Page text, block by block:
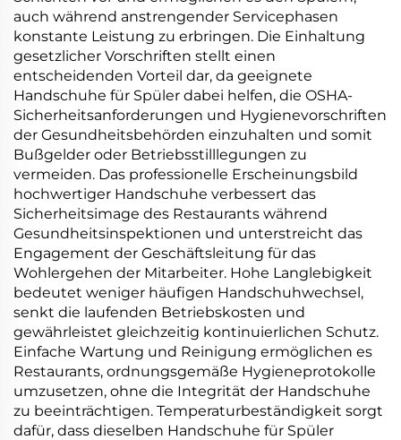
auch während anstrengender Servicephasen
konstante Leistung zu erbringen. Die Einhaltung
gesetzlicher Vorschriften stellt einen
entscheidenden Vorteil dar, da geeignete
Handschuhe für Spüler dabei helfen, die OSHA-
Sicherheitsanforderungen und Hygienevorschriften
der Gesundheitsbehörden einzuhalten und somit
Bußgelder oder Betriebsstilllegungen zu
vermeiden. Das professionelle Erscheinungsbild
hochwertiger Handschuhe verbessert das
Sicherheitsimage des Restaurants während
Gesundheitsinspektionen und unterstreicht das
Engagement der Geschäftsleitung für das
Wohlergehen der Mitarbeiter. Hohe Langlebigkeit
bedeutet weniger häufigen Handschuhwechsel,
senkt die laufenden Betriebskosten und
gewährleistet gleichzeitig kontinuierlichen Schutz.
Einfache Wartung und Reinigung ermöglichen es
Restaurants, ordnungsgemäße Hygieneprotokolle
umzusetzen, ohne die Integrität der Handschuhe
zu beeinträchtigen. Temperaturbeständigkeit sorgt
dafür, dass dieselben Handschuhe für Spüler